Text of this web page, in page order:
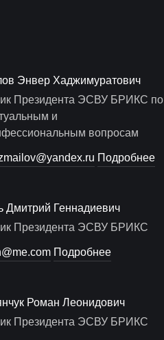
Энвер Хаджимуратович
Президента ЭСВУ БРИКС по
и
вопросам
Подробнее
Дмитрий Геннадиевич
Президента ЭСВУ БРИКС
Подробнее
Роман Леонидович
Президента ЭСВУ БРИКС